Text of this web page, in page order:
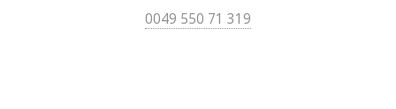
0049 550 71 319